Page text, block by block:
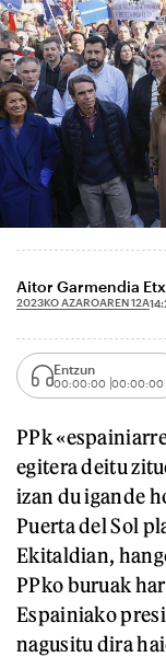
Aitor Garmendia
2023KO AZAROAREN 12A
Entzun
00:00:00 00:00:00
PPk
egitera deitu
izan du igande
Puerta del Sol
Ekitaldian,
PPko buruak
Espainiako
nagusitu dira